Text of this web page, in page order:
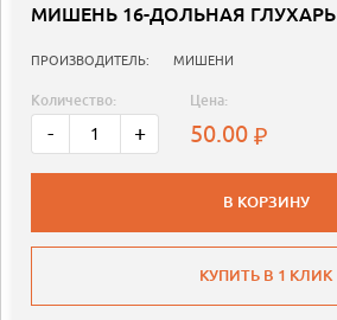
МИШЕНЬ 16-ДОЛЬНАЯ ГЛУХАРЬ
ПРОИЗВОДИТЕЛЬ: МИШЕНИ
Количество:
- +
Цена:
50.00
В КОРЗИНУ
КУПИТЬ В 1 КЛИК